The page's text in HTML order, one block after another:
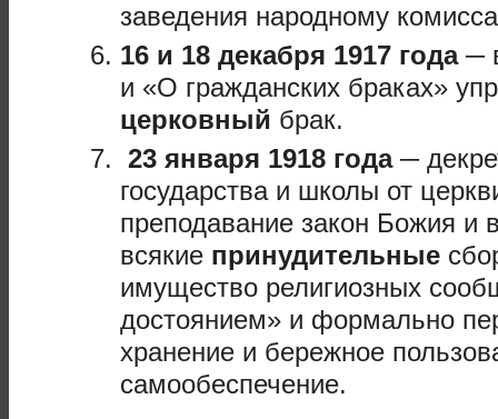
заведения народному
16 и 18 декабря 1917 года─
и «О гражданских браках»
церковный брак.
23 января 1918 года─
государства и школы от
преподавание закон Божия и
всякие принудительные
имущество религиозных
достоянием» и формально
хранение и бережное
самообеспечение.